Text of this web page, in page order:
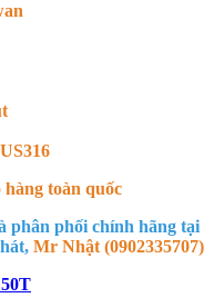
hàng toàn quốc
phân phối chính hãng tại
Mr Nhật (0902335707)